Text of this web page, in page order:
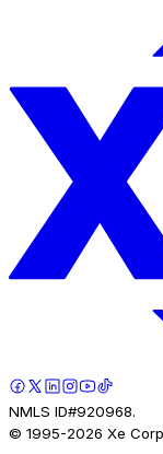
NMLS ID#920968.
© 1995-2026 Xe